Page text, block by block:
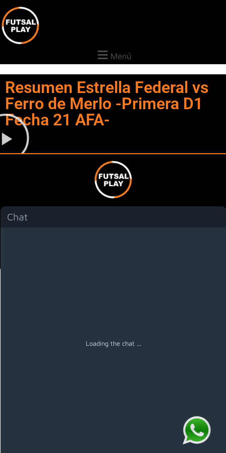
Menú
Resumen Estrella Federal vs
Ferro de Merlo -Primera D1
Fecha 21 AFA-
Chat
Loading the chat ...